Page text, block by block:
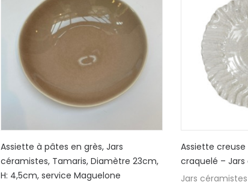
Assiette à pâtes en grès, Jars
céramistes, Tamaris, Diamètre 23cm,
H: 4,5cm, service Maguelone
Assiette creuse
craquelé –
Jars céramistes